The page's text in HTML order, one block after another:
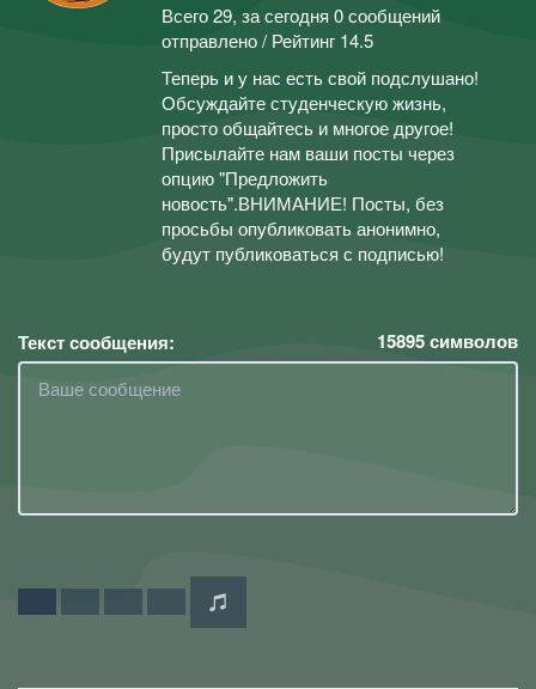
Всего 29, за сегодня 0 сообщений
отправлено / Рейтинг 14.5
Теперь и у нас есть свой подслушано!
Обсуждайте студенческую жизнь,
просто общайтесь и многое другое!
Присылайте нам ваши посты через
опцию "Предложить
новость".ВНИМАНИЕ! Посты, без
просьбы опубликовать анонимно,
будут публиковаться с подписью!
Текст сообщения: 15895символов